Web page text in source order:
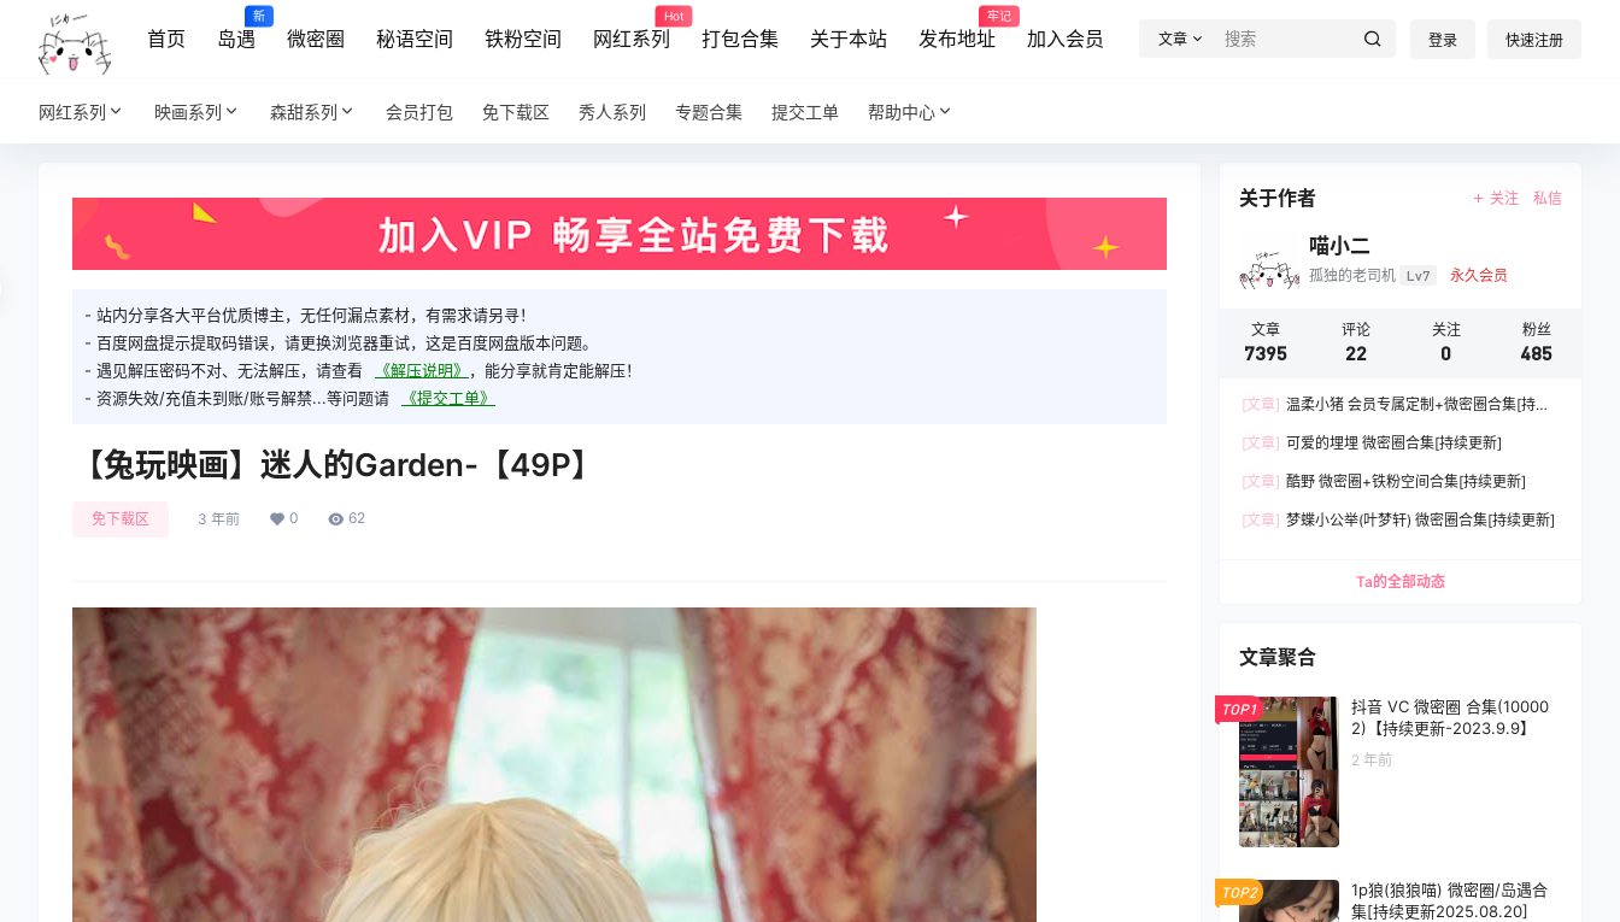
首页 岛遇
新
微密圈 秘语空间 铁粉空间 网红系列
Hot
打包合集 关于本站 发布地址
牢记
加入会员 文章 登录 快速注册
网红系列 映画系列 森甜系列 会员打包 免下载区 秀人系列 专题合集 提交工单 帮助中心
- 站内分享各大平台优质博主，无任何漏点素材，有需求请另寻！
- 百度网盘提示提取码错误，请更换浏览器重试，这是百度网盘版本问题。
- 遇见解压密码不对、无法解压，请查看
《解压说明》 ，能分享就肯定能解压！
- 资源失效/充值未到账/账号解禁...等问题请
《提交工单》
【兔玩映画】迷人的Garden-【49P】
免下载区 3 年前 0 62
关于作者 关注 私信
喵小二
孤独的老司机 Lv7 永久会员
文章
7395
评论
22
关注
0
粉丝
485
[文章] 温柔小猪 会员专属定制+微密圈合集[持续
[文章] 可爱的埋埋 微密圈合集[持续更新]
[文章] 酷野 微密圈+铁粉空间合集[持续更新]
[文章] 梦蝶小公举(叶梦轩) 微密圈合集[持续更新]
Ta的全部动态
文章聚合
TOP1
抖音 VC 微密圈 合集(10000
2)【持续更新-2023.9.9】
2 年前
TOP2
1p狼(狼狼喵) 微密圈/岛遇合
集[持续更新2025.08.20]